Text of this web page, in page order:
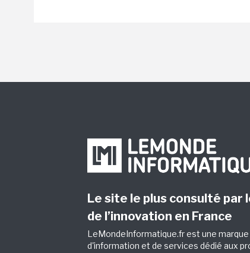
Le site le plus consulté par
de l’innovation en France
LeMondeInformatique.fr est une marque
d'information et de services dédié aux